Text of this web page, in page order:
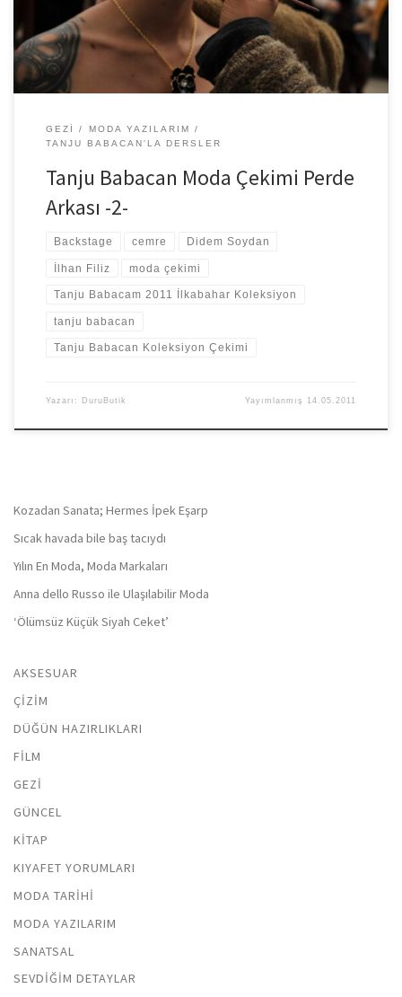
GEZI
MODA YAZILARIM
TANJU BABACAN'LA DERSLER
Tanju Babacan Moda Çekimi Perde
Arkası -2-
Backstage cemre Didem Soydan
İlhan Filiz moda çekimi
Tanju Babacam 2011 İlkabahar Koleksiyon
tanju babacan
Tanju Babacan Koleksiyon Çekimi
Yazarı: DuruButik Yayımlanmış 14.05.2011
Kozadan Sanata; Hermes İpek Eşarp
Sıcak havada bile baş tacıydı
Yılın En Moda, Moda Markaları
Anna dello Russo ile Ulaşılabilir Moda
‘Ölümsüz Küçük Siyah Ceket’
AKSESUAR
ÇIZIM
DÜĞÜN HAZIRLIKLARI
FILM
GEZI
GÜNCEL
KITAP
KIYAFET YORUMLARI
MODA TARIHI
MODA YAZILARIM
SANATSAL
SEVDIĞIM DETAYLAR